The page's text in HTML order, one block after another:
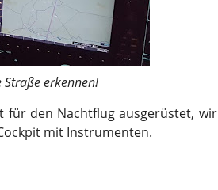
erkennen!
für den Nachtflug ausgerüstet, wir
mit Instrumenten.